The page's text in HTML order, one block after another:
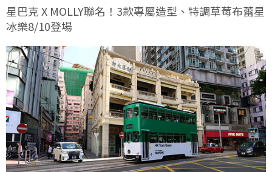
星巴克 X MOLLY聯名！3款專屬造型、特調草莓布蕾星
冰樂8/10登場